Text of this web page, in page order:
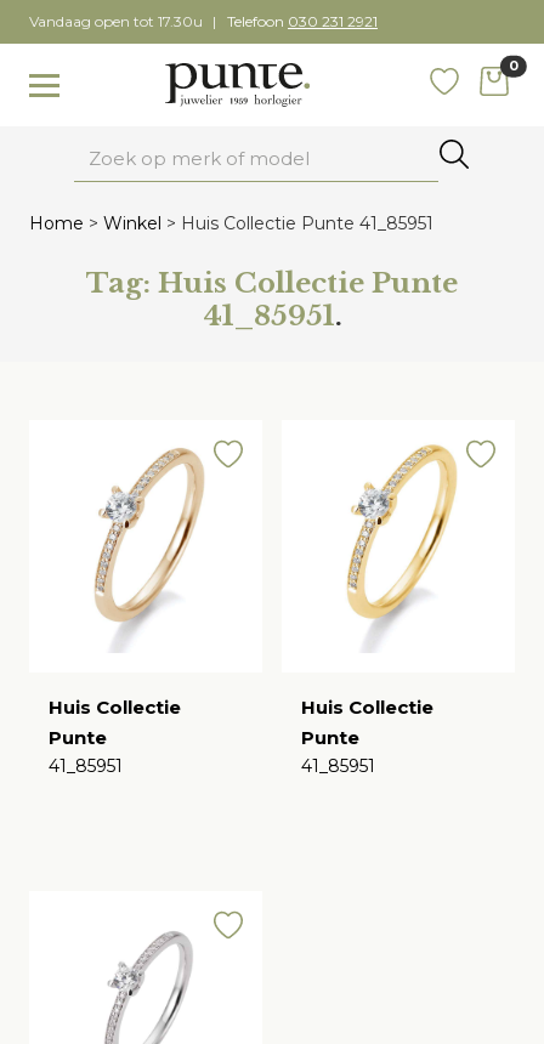
Skip
to
content
Vandaag open tot 17.30u Telefoon 030 231 2921
Toggle navigation
0
Home > Winkel > Huis Collectie Punte 41_85951
Tag: Huis Collectie Punte
41_85951.
Huis Collectie
Punte
41_85951
Huis Collectie
Punte
41_85951